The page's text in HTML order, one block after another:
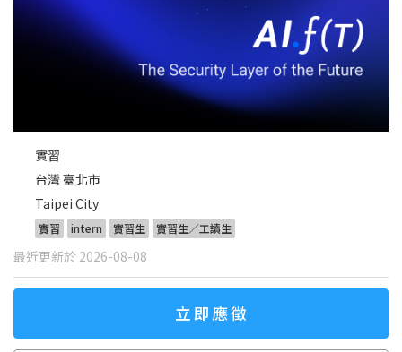
實習
台灣 臺北市
Taipei City
實習 intern 實習生 實習生／工讀生
最近更新於 2026-08-08
立即應徵